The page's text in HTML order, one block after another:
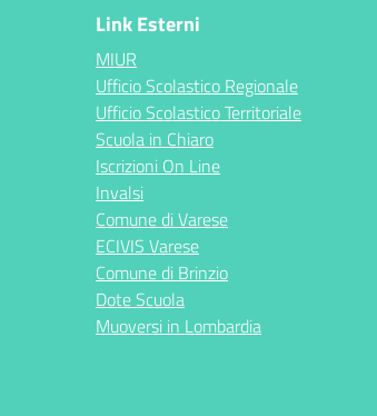
Link Esterni
MIUR
Ufficio Scolastico Regionale
Ufficio Scolastico Territoriale
Scuola in Chiaro
Iscrizioni On Line
Invalsi
Comune di Varese
ECIVIS Varese
Comune di Brinzio
Dote Scuola
Muoversi in Lombardia